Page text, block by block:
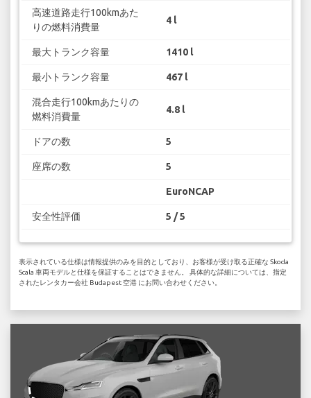
高速道路走行100kmあた
りの燃料消費量
4 l
最大トランク容量 1410 l
最小トランク容量 467 l
混合走行100kmあたりの
燃料消費量
4.8 l
ドアの数 5
座席の数 5
EuroNCAP
安全性評価 5 / 5
表示されている仕様は情報提供のみを目的としており、お客様が受け取る正確な Skoda
Scala 車両モデルと仕様を保証することはできません。 具体的な詳細については、指定
されたレンタカー会社 Budapest 空港 にお問い合わせください。